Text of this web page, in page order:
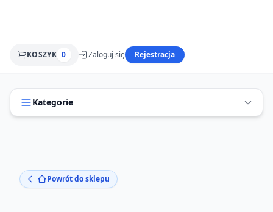
KOSZYK 0 Zaloguj się Rejestracja
Kategorie
Powrót do sklepu